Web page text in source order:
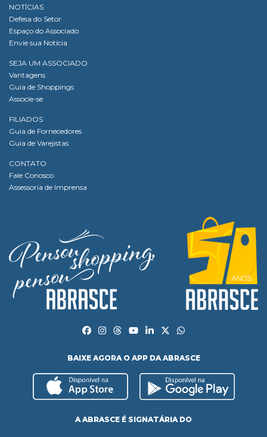
NOTÍCIAS
Defesa do Setor
Espaço do Associado
Envie sua Notícia
SEJA UM ASSOCIADO
Vantagens
Guia de Shoppings
Associe-se
FILIADOS
Guia de Fornecedores
Guia de Varejistas
CONTATO
Fale Conosco
Assessoria de Imprensa
BAIXE AGORA O APP DA ABRASCE
A ABRASCE É SIGNATÁRIA DO